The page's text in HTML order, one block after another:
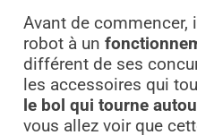
Avant de commencer,
robot à un
différent de ses
les accessoires qui
le bol qui tourne
vous allez voir que